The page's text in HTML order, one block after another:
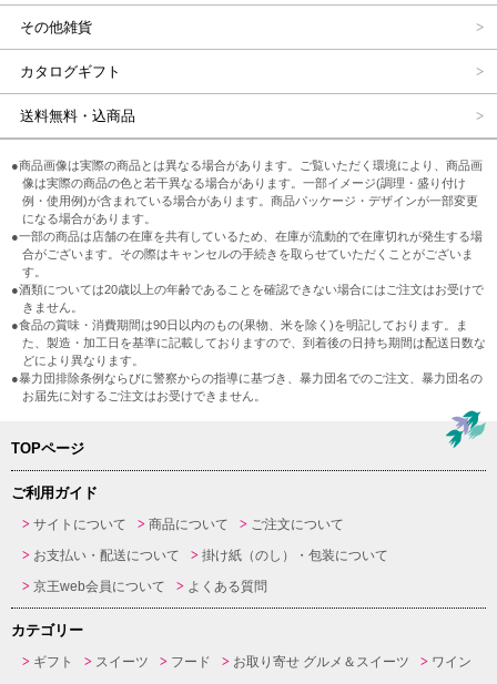
その他雑貨
カタログギフト
送料無料・込商品
●商品画像は実際の商品とは異なる場合があります。ご覧いただく環境により、商品画
像は実際の商品の色と若干異なる場合があります。一部イメージ(調理・盛り付け
例・使用例)が含まれている場合があります。商品パッケージ・デザインが一部変更
になる場合があります。
●一部の商品は店舗の在庫を共有しているため、在庫が流動的で在庫切れが発生する場
合がございます。その際はキャンセルの手続きを取らせていただくことがございま
す。
●酒類については20歳以上の年齢であることを確認できない場合にはご注文はお受けで
きません。
●食品の賞味・消費期間は90日以内のもの(果物、米を除く)を明記しております。ま
た、製造・加工日を基準に記載しておりますので、到着後の日持ち期間は配送日数な
どにより異なります。
●暴力団排除条例ならびに警察からの指導に基づき、暴力団名でのご注文、暴力団名の
お届先に対するご注文はお受けできません。
TOPページ
ご利用ガイド
サイトについて 商品について
ご注文について
お支払い・配送について
掛け紙（のし）・包装について
京王web会員について
よくある質問
カテゴリー
ギフト スイーツ フード お取り寄せ グルメ＆スイーツ
ワイン